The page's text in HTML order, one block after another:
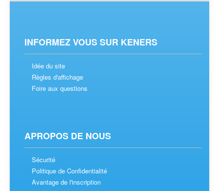
INFORMEZ VOUS SUR KENERS
Idée du site
Règles d'affichage
Foire aux questions
APROPOS DE NOUS
Sécurité
Politique de Confidentialité
Avantage de l'inscription